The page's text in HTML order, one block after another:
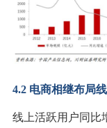
4.2 电商相继布局
线上活跃用户同比